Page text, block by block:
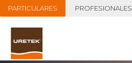
PARTICULARES PROFESIONALES